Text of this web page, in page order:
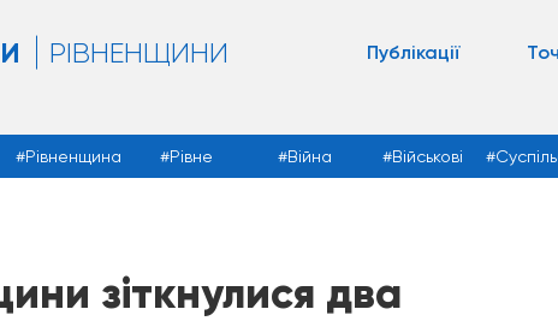
РІВНЕНЩИНИ Публікації
Рівненщина Рівне Війна Військові
зіткнулися два